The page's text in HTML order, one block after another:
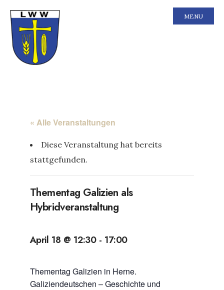
MENU
« Alle Veranstaltungen
Diese Veranstaltung hat bereits
stattgefunden.
Thementag Galizien als
Hybridveranstaltung
April 18 @ 12:30- 17:00
Thementag Galizien in Herne.
Galiziendeutschen – Geschichte und